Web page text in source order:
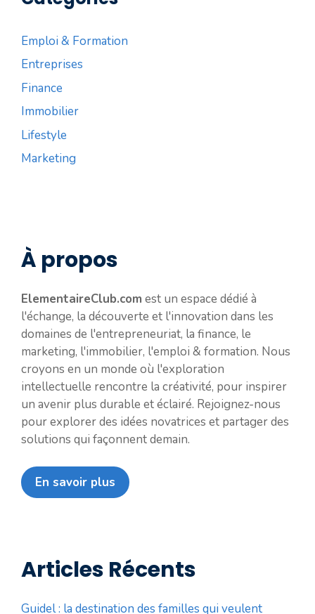
Emploi & Formation
Entreprises
Finance
Immobilier
Lifestyle
Marketing
À propos
ElementaireClub.com est un espace dédié à
l'échange, la découverte et l'innovation dans les
domaines de l'entrepreneuriat, la finance, le
marketing, l'immobilier, l'emploi & formation. Nous
croyons en un monde où l'exploration
intellectuelle rencontre la créativité, pour inspirer
un avenir plus durable et éclairé. Rejoignez-nous
pour explorer des idées novatrices et partager des
solutions qui façonnent demain.
En savoir plus
Articles Récents
Guidel : la destination des familles qui veulent